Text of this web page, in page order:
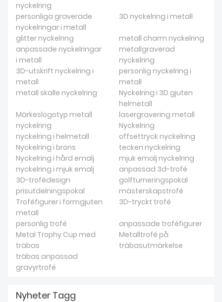
nyckelring
personliga graverade
nyckelringar i metall
3D nyckelring i metall
glitter nyckelring
metall charm nyckelring
anpassade nyckelringar
i metall
metallgraverad
nyckelring
3D-utskrift nyckelring i
metall
personlig nyckelring i
metall
metall skalle nyckelring
Nyckelring i 3D gjuten
helmetall
Märkeslogotyp metall
nyckelring
lasergravering metall
Nyckelring
nyckelring i helmetall
offsettryck nyckelring
Nyckelring i brons
tecken nyckelring
Nyckelring i hård emalj
mjuk emalj nyckelring
nyckelring i mjuk emalj
anpassad 3d-trofé
3D-trofédesign
golfturneringspokal
prisutdelningspokal
mästerskapstrofé
Troféfigurer i formgjuten
metall
3D-tryckt trofé
personlig trofé
anpassade troféfigurer
Metal Trophy Cup med
träbas
Metalltrofé på
träbasutmärkelse
träbas anpassad
gravyrtrofé
Nyheter Tagg